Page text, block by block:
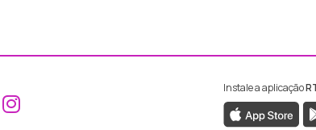
Aceder ao Facebook da RTP
Aceder ao Instagram da RTP
Instale a aplicação